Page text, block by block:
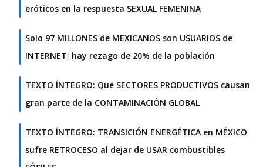
eróticos en la respuesta SEXUAL FEMENINA
Solo 97 MILLONES de MEXICANOS son USUARIOS de
INTERNET; hay rezago de 20% de la población
TEXTO ÍNTEGRO: Qué SECTORES PRODUCTIVOS causan
gran parte de la CONTAMINACIÓN GLOBAL
TEXTO ÍNTEGRO: TRANSICIÓN ENERGÉTICA en MÉXICO
sufre RETROCESO al dejar de USAR combustibles